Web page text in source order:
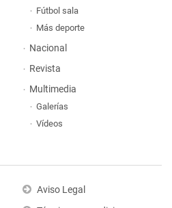
Fútbol sala
Más deporte
Nacional
Revista
Multimedia
Galerías
Vídeos
Aviso Legal